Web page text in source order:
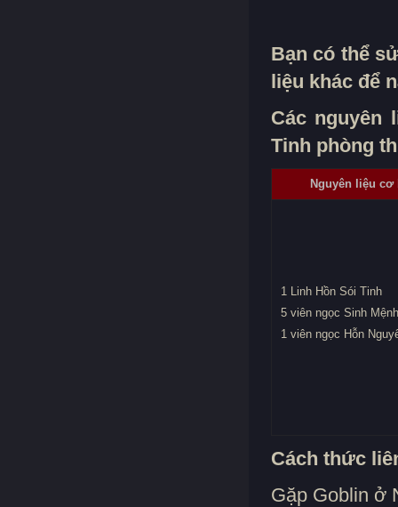
Bạn có thể
liệu khác để
Các nguyên
Tinh phòng
Nguyên liệu cơ
1 Linh Hồn Sói Tinh
5 viên ngọc Sinh Mệnh
1 viên ngọc Hỗn
Cách thức
Gặp Goblin ở